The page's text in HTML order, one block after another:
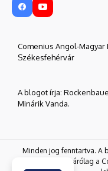
Comenius Angol-Magyar
Székesfehérvár
A blogot írja:
Minárik Vanda.
Minden jog fenntartva. A
továbbközlése kizárólag a